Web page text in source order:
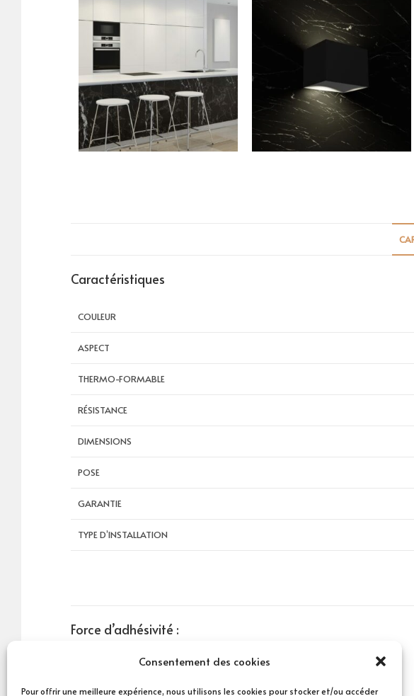
Consentement des cookies
Pour offrir une meilleure expérience, nous utilisons les cookies pour stocker et/ou accéder
Caractéristiques
COULEUR
ASPECT
THERMO-FORMABLE
RÉSISTANCE
DIMENSIONS
POSE
GARANTIE
TYPE D’INSTALLATION
Force d’adhésivité :
91 minutes après installation: 1.04 Kg/cm
3 jours après installation: 1.51 Kg/cm